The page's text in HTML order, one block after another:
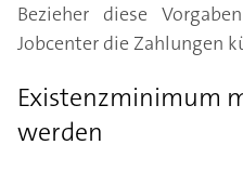
Bezieher diese
Jobcenter die Zahlungen
Existenzminimum
werden